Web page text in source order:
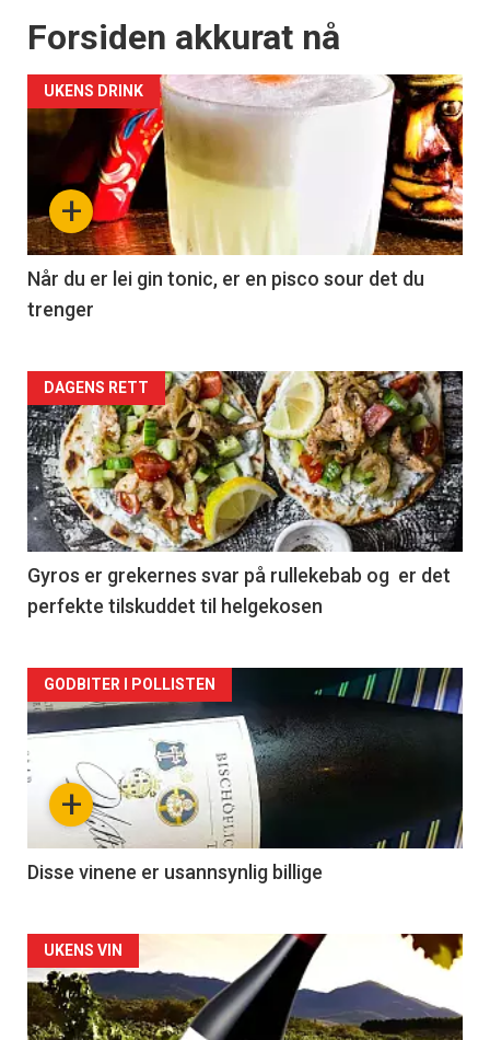
Forsiden akkurat nå
+
UKENS DRINK
Når du er lei gin tonic, er en pisco sour det du
trenger
Forsiden
akkurat
nå
-
2
DAGENS RETT
Gyros er grekernes svar på rullekebab og er det
perfekte tilskuddet til helgekosen
Forsiden
akkurat
nå
3
+
GODBITER I POLLISTEN
Disse vinene er usannsynlig billige
Forsiden
akkurat
UKENS VIN